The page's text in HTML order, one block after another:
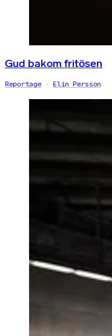
Gud bakom fritösen
Reportage Elin Persson